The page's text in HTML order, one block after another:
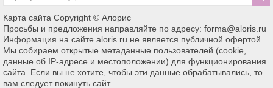
Карта сайта Copyright © Алорис
Просьбы и предложения направляйте по адресу: forma@aloris.ru
Информация на сайте aloris.ru не является публичной офертой.
Мы собираем открытые метаданные пользователей (cookie,
данные об IP-адресе и местоположении) для функционирования
сайта. Если вы не хотите, чтобы эти данные обрабатывались, то
вам следует покинуть сайт.